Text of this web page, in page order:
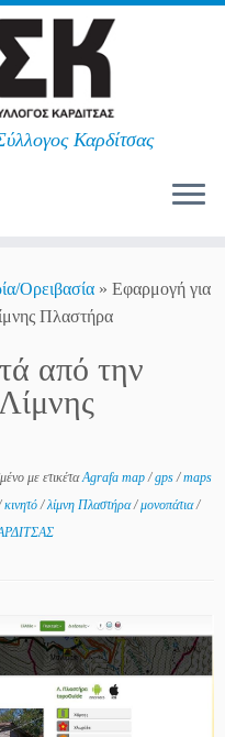
Καρδίτσας
Ορειβασία » Εφαρμογή για
Πλαστήρα
από την
με ετικέταAgrafa map/gps/maps
κινητό/λίμνη Πλαστήρα/μονοπάτια/